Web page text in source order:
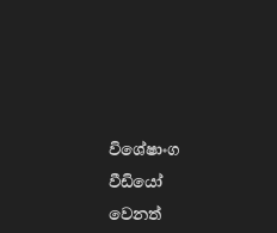
විශේෂාංග
වීඩියෝ
වෙනත්